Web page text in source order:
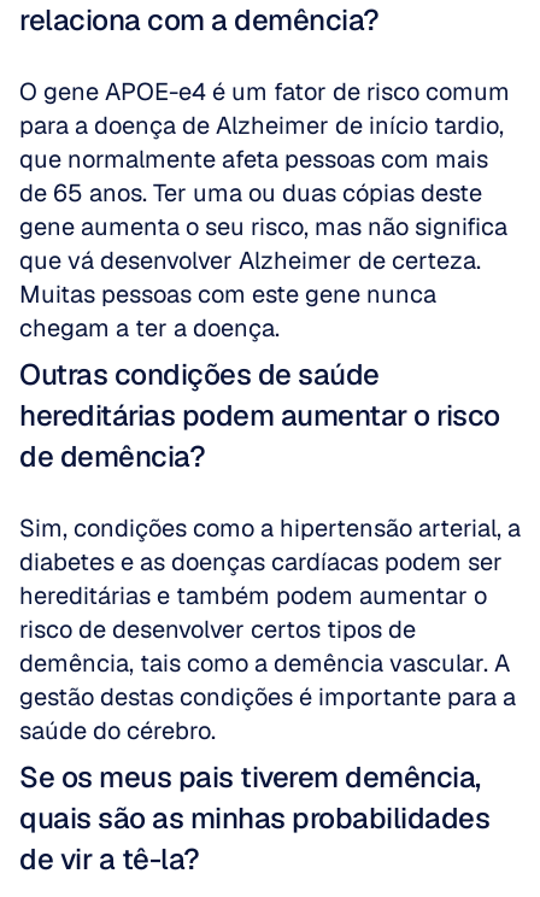
relaciona com a demência?
O gene APOE-e4 é um fator de risco comum
para a doença de Alzheimer de início tardio,
que normalmente afeta pessoas com mais
de 65 anos. Ter uma ou duas cópias deste
gene aumenta o seu risco, mas não significa
que vá desenvolver Alzheimer de certeza.
Muitas pessoas com este gene nunca
chegam a ter a doença.
Outras condições de saúde
hereditárias podem aumentar o risco
de demência?
Sim, condições como a hipertensão arterial, a
diabetes e as doenças cardíacas podem ser
hereditárias e também podem aumentar o
risco de desenvolver certos tipos de
demência, tais como a demência vascular. A
gestão destas condições é importante para a
saúde do cérebro.
Se os meus pais tiverem demência,
quais são as minhas probabilidades
de vir a tê-la?